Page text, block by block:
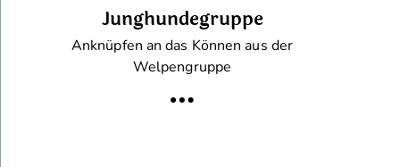
Junghundegruppe
Anknüpfen an das Können aus der
Welpengruppe